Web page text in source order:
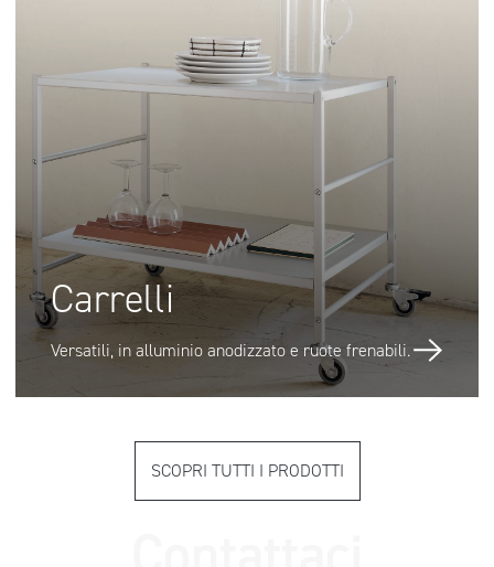
Carrelli
Versatili, in alluminio anodizzato e ruote frenabili.
SCOPRI TUTTI I PRODOTTI